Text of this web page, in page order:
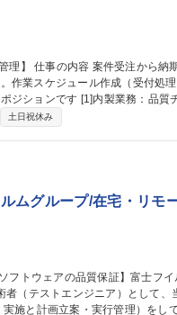
作業スケジュール作成（受付処理
品質チェック・出荷
件コントロール：月150～350件
土日祝休み
ムグループ/在宅・リモ
施と計画立案・実行管理）をし